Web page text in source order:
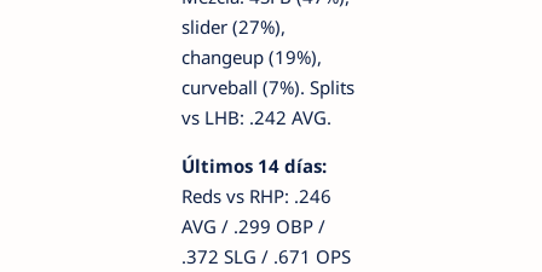
slider (27%),
changeup (19%),
curveball (7%). Splits
vs LHB: .242 AVG.
Últimos 14 días:
Reds vs RHP: .246
AVG / .299 OBP /
.372 SLG / .671 OPS